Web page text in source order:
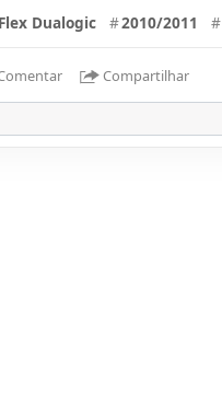
Dualogic #2010/2011 #
Compartilhar